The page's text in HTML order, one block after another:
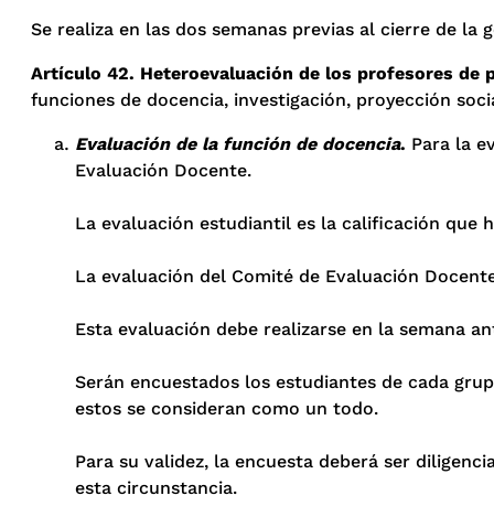
Se realiza en las dos semanas previas al cierre de
Artículo 42. Heteroevaluación de los profesores de
funciones de docencia, investigación, proyección
Evaluación de la función de docencia. Para la
Evaluación Docente.
La evaluación estudiantil es la calificación que
La evaluación del Comité de Evaluación
Esta evaluación debe realizarse en la semana
Serán encuestados los estudiantes de cada
estos se consideran como un todo.
Para su validez, la encuesta deberá ser
esta circunstancia.